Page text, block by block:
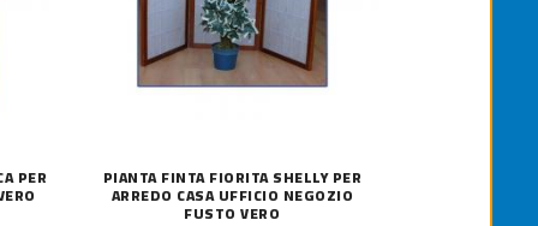
PER PIANTA FINTA FIORITA SHELLY PER
ARREDO CASA UFFICIO NEGOZIO
FUSTO VERO